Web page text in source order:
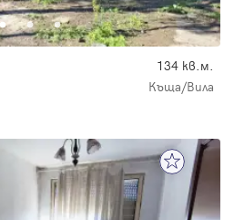
134 кв.м.
Къща/Вила